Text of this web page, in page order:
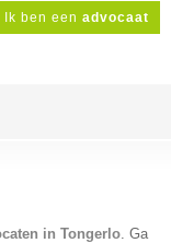
Ik ben een advocaat
in Tongerlo. Ga